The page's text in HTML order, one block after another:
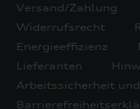
Versand/Zahlung
Widerrufsrecht
Energieeffizienz
Lieferanten
Arbeitssicherheit